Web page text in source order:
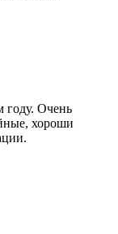
году. Очень
хороши